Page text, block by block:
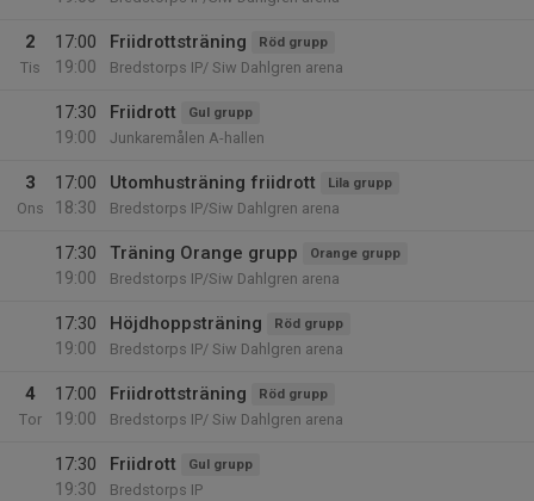
2
Tis
17:00
19:00
Friidrottsträning Röd grupp
Bredstorps IP/ Siw Dahlgren arena
17:30
19:00
Friidrott Gul grupp
Junkaremålen A-hallen
3
Ons
17:00
18:30
Utomhusträning friidrott Lila grupp
Bredstorps IP/Siw Dahlgren arena
17:30
19:00
Träning Orange grupp Orange grupp
Bredstorps IP/Siw Dahlgren arena
17:30
19:00
Höjdhoppsträning Röd grupp
Bredstorps IP/ Siw Dahlgren arena
4
Tor
17:00
19:00
Friidrottsträning Röd grupp
Bredstorps IP/ Siw Dahlgren arena
17:30
19:30
Friidrott Gul grupp
Bredstorps IP